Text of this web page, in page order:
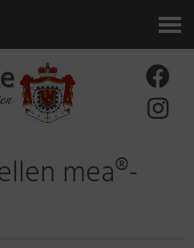
mea®-